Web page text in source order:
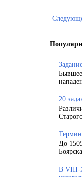
Бывшее
20
До
В VIII-